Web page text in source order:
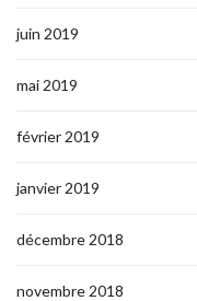
juin 2019
mai 2019
février 2019
janvier 2019
décembre 2018
novembre 2018